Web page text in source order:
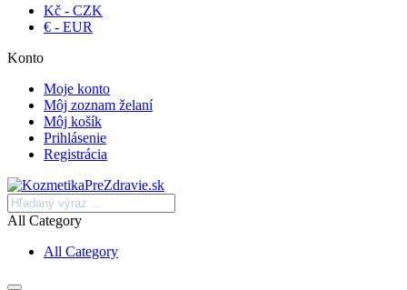
Kč - CZK
€ - EUR
Konto
Moje konto
Môj zoznam želaní
Môj košík
Prihlásenie
Registrácia
All Category
All Category